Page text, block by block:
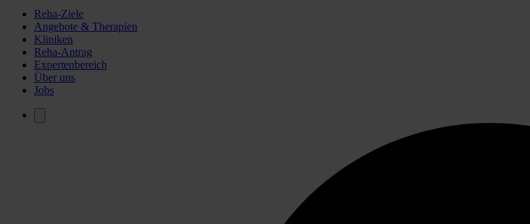
Reha-Ziele
Angebote & Therapien
Kliniken
Reha-Antrag
Expertenbereich
Über uns
Jobs